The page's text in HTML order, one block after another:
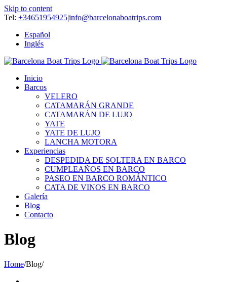
Skip to content
Tel: +34651954925|info@barcelonaboatrips.com
Español
Inglés
Inicio
Barcos
VELERO
CATAMARÁN GRANDE
CATAMARÁN DE LUJO
YATE
YATE DE LUJO
LANCHA MOTORA
Experiencias
DESPEDIDA DE SOLTERA EN BARCO
CUMPLEAÑOS EN BARCO
PASEO EN BARCO ROMÁNTICO
CATA DE VINOS EN BARCO
Galería
Blog
Contacto
Blog
Home/Blog/